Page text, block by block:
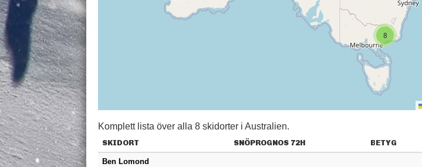
8
Komplett lista över alla 8 skidorter i Australien.
SKIDORT SNÖPROGNOS 72H BETYG
Ben Lomond